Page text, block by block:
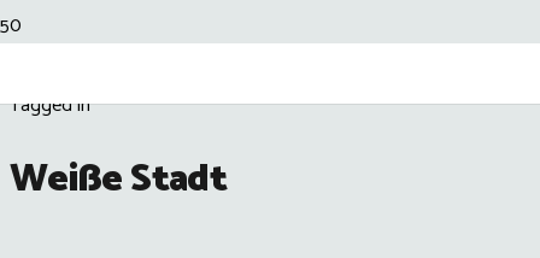
Tagged in
Weiße Stadt